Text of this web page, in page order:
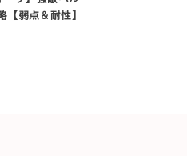
【弱点＆耐性】